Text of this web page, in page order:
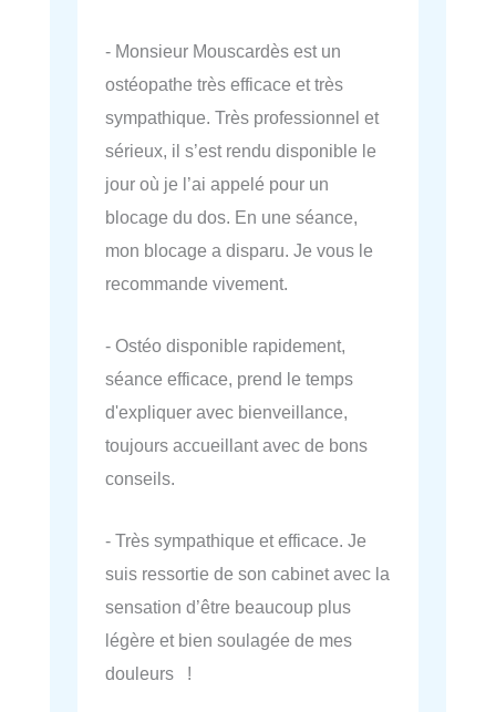
- Monsieur Mouscardès est un
ostéopathe très efficace et très
sympathique. Très professionnel et
sérieux, il s’est rendu disponible le
jour où je l’ai appelé pour un
blocage du dos. En une séance,
mon blocage a disparu. Je vous le
recommande vivement.
- Ostéo disponible rapidement,
séance efficace, prend le temps
d'expliquer avec bienveillance,
toujours accueillant avec de bons
conseils.
- Très sympathique et efficace. Je
suis ressortie de son cabinet avec la
sensation d’être beaucoup plus
légère et bien soulagée de mes
douleurs !